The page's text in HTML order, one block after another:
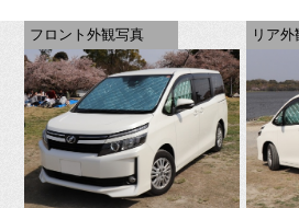
フロント外観写真 リア